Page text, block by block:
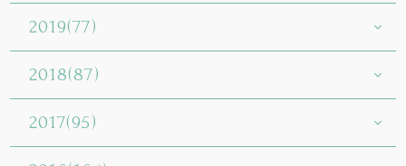
2019(77)
2018(87)
2017(95)